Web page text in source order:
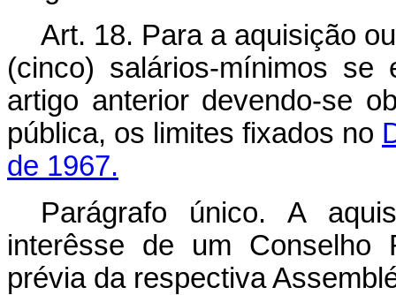
Art. 18. Para a aquisição
(cinco) salários-mínimos se
artigo anterior devendo-se
pública, os limites fixados no
de 1967.
Parágrafo único. A
interêsse de um Conselho
prévia da respectiva